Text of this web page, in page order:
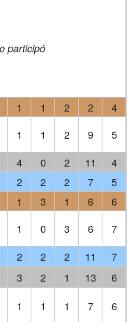
participó
1 1 2 2
4
1 1 2 9
5
4 0 2 11
4
2 2 2 7
5
1 3 1 6
6
1 0 3 6
7
2 2 2 11
7
3 2 1 13 6
1 1 1 7 6